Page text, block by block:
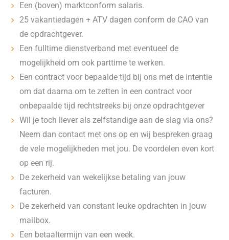
Een (boven) marktconform salaris.
25 vakantiedagen + ATV dagen conform de CAO van
de opdrachtgever.
Een fulltime dienstverband met eventueel de
mogelijkheid om ook parttime te werken.
Een contract voor bepaalde tijd bij ons met de intentie
om dat daarna om te zetten in een contract voor
onbepaalde tijd rechtstreeks bij onze opdrachtgever
Wil je toch liever als zelfstandige aan de slag via ons?
Neem dan contact met ons op en wij bespreken graag
de vele mogelijkheden met jou. De voordelen even kort
op een rij.
De zekerheid van wekelijkse betaling van jouw
facturen.
De zekerheid van constant leuke opdrachten in jouw
mailbox.
Een betaaltermijn van een week.